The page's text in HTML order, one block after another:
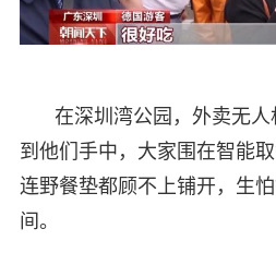
在深圳湾公园，外卖无
到他们手中，大家围在智能
连野餐垫都顾不上铺开，生
间。